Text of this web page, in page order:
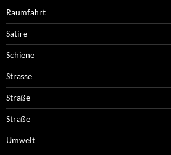
Raumfahrt
Satire
Schiene
Strasse
Straße
Straße
Umwelt